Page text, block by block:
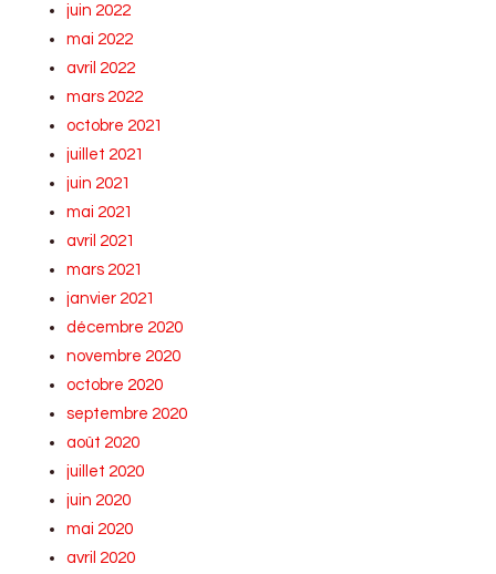
juin 2022
mai 2022
avril 2022
mars 2022
octobre 2021
juillet 2021
juin 2021
mai 2021
avril 2021
mars 2021
janvier 2021
décembre 2020
novembre 2020
octobre 2020
septembre 2020
août 2020
juillet 2020
juin 2020
mai 2020
avril 2020